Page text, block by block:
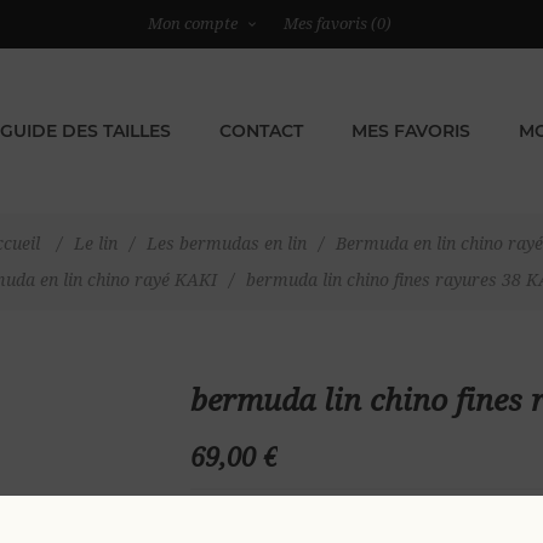
Mon compte Mes favoris (0)
GUIDE DES TAILLES CONTACT MES FAVORIS
/ Le lin / Les bermudas en lin / Bermuda en lin chino rayé
en lin chino rayé KAKI
/ bermuda lin chino fines rayures 38
bermuda lin chino fines
69,00 €